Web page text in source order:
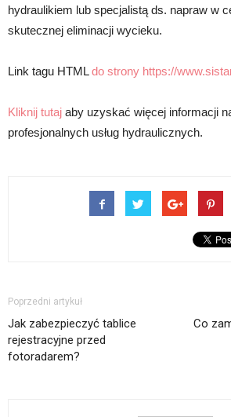
hydraulikiem lub specjalistą ds. napraw w
skutecznej eliminacji wycieku.
Link tagu HTMLdo strony https://
Kliknij tutaj aby uzyskać więcej informacji
profesjonalnych usług hydraulicznych.
Poprzedni artykuł
Jak zabezpieczyć tablice
rejestracyjne przed
fotoradarem?
Co